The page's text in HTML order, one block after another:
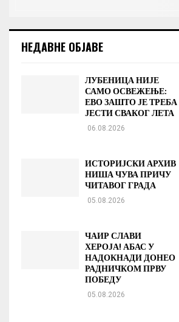
НЕДАВНЕ ОБЈАВЕ
ЛУБЕНИЦА НИЈЕ
САМО ОСВЕЖЕЊЕ:
ЕВО ЗАШТО ЈЕ ТРЕБА
ЈЕСТИ СВАКОГ ЛЕТА
06.08.2026
ИСТОРИЈСКИ АРХИВ
НИША ЧУВА ПРИЧУ
ЧИТАВОГ ГРАДА
05.08.2026
ЧАИР СЛАВИ
ХЕРОЈА! АБАС У
НАДОКНАДИ ДОНЕО
РАДНИЧКОМ ПРВУ
ПОБЕДУ
05.08.2026